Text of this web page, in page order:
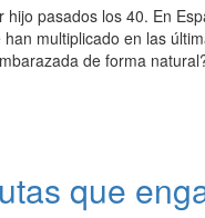
pasados los 40. En
multiplicado en las
de forma
que